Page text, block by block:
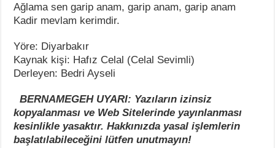
Ağlama sen garip anam, garip anam, garip anam
Kadir mevlam kerimdir.
Yöre: Diyarbakır
Kaynak kişi: Hafız Celal (Celal Sevimli)
Derleyen: Bedri Ayseli
BERNAMEGEH UYARI: Yazıların izinsiz
kopyalanması ve Web Sitelerinde yayınlanması
kesinlikle yasaktır. Hakkınızda yasal işlemlerin
başlatılabileceğini lütfen unutmayın!